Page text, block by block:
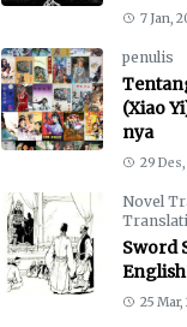
7 Jan,
penulis
(Xiao
nya
29
Novel
Sword
25 Mar,